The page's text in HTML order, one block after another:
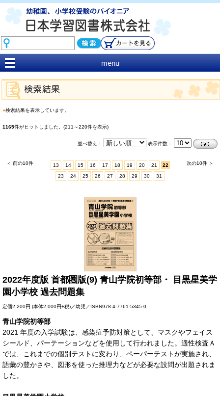
menu
●検索結果を表示しています。
1165件がヒットしました。(211～220件を表示)
並べ替え： 表示件数：
＜ 前の10件 次の10件 ＞
13 14 15 16 17 18 19 20 21
22
23
24 25 26 27 28 29 30 31
2022年度版 首都圏版(9) 青山学院初等部・ 目黒星美学
園小学校 過去問題集
定価2,200円 (本体2,000円+税)／幼児／ISBN978-4-7761-5345-0
青山学院初等部
2021 年度の入学試験は、感染症予防対策として、マスクやフェイス
シールド、パーテーションなどを使用して行われました。適性検査Ａ
では、これまでの個別テストに変わり、ペーパーテストが実施され、
語彙の豊かさや、図形を使った推理力などが必要な設問が出題されま
した。